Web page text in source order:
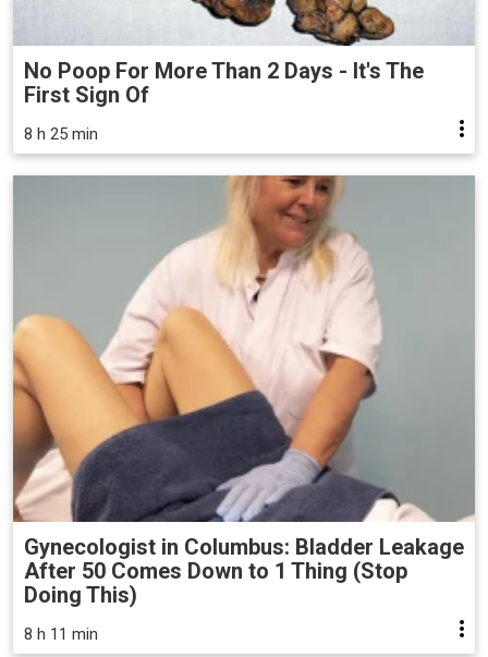
No Poop For More Than 2 Days - It's The
First Sign Of
8 h 25 min
Gynecologist in Columbus: Bladder Leakage
After 50 Comes Down to 1 Thing (Stop
Doing This)
8 h 11 min